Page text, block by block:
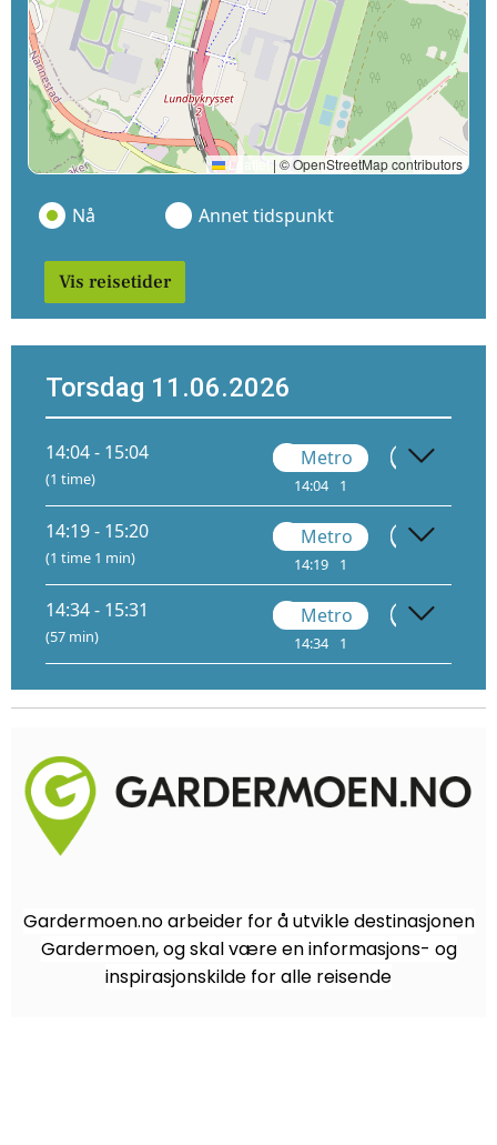
Leaflet | © OpenStreetMap contributors
Nå Annet tidspunkt
Vis reisetider
Torsdag 11.06.2026
14:04 - 15:04
(1 time)
Metro
14:04 1
Gå
14:19 - 15:20
(1 time 1 min)
Metro
14:19 1
Gå
14:34 - 15:31
(57 min)
Metro
14:34 1
Gå
Gardermoen.no arbeider for å utvikle destinasjonen
Gardermoen, og skal være en informasjons- og
inspirasjonskilde for alle reisende